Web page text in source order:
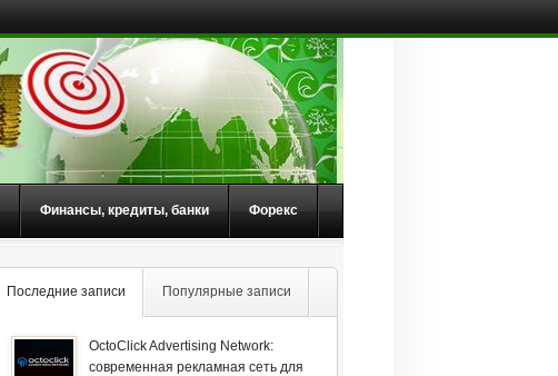
Финансы, кредиты, банки Форекс
Последние записи Популярные записи
OctoClick Advertising Network:
современная рекламная сеть для